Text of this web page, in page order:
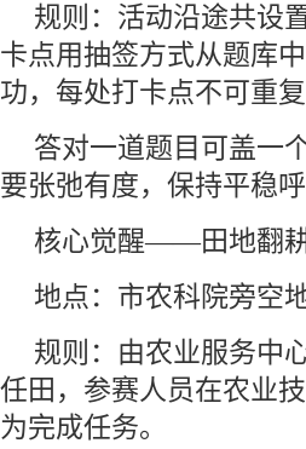
规则：活动沿途共设
卡点用抽签方式从题库
功，每处打卡点不可重复
答对一道题目可盖一
要张弛有度，保持平稳
核心觉醒——田地翻
地点：市农科院旁空
规则：由农业服务中
任田，参赛人员在农业
为完成任务。